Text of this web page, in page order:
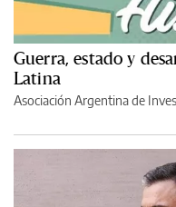
Guerra, estado y
Latina
Asociación Argentina de